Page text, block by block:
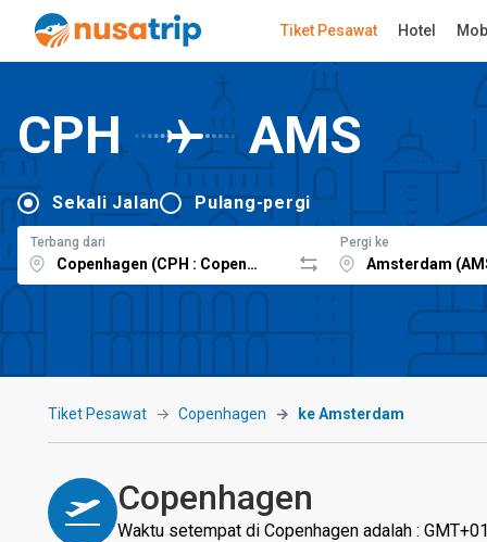
Tiket Pesawat Hotel
CPH AMS
Sekali Jalan Pulang-pergi
Terbang dari Pergi ke
Tiket Pesawat Copenhagen ke Amsterdam
Copenhagen
Waktu setempat di Copenhagen adalah :